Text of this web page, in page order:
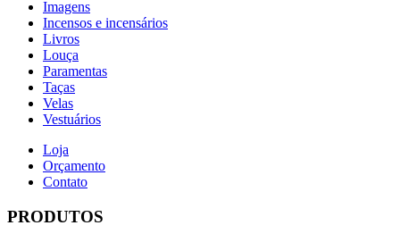
Imagens
Incensos e incensários
Livros
Louça
Paramentas
Taças
Velas
Vestuários
Loja
Orçamento
Contato
PRODUTOS